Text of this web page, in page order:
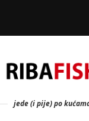
jede (i pije) po